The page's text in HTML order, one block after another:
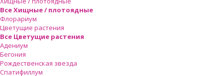
Все Хищные / плотоядные
Флорариум
Цветущие растения
Все Цветущие растения
Адениум
Бегония
Рождественская звезда
Спатифиллум